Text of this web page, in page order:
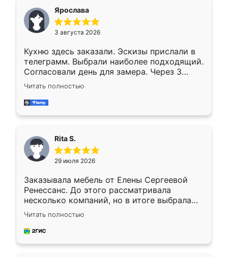
Ярослава
3 августа 2026
Кухню здесь заказали. Эскизы прислали в
телеграмм. Выбрали наиболее подходящий.
Согласовали день для замера. Через 3
недели кухня была уже готова. Остались
довольны работой. Спасибо Ренессанс
мебель за качественную работу!
Читать полностью
Rita S.
29 июля 2026
Заказывала мебель от Елены Сергеевой
Ренессанс. До этого рассматривала
несколько компаний, но в итоге выбрала
эту. Сначала обговорили условия, потом
приехал замерщик, всё спокойно объяснил
и снял размеры. Изготовили в срок, с
Читать полностью